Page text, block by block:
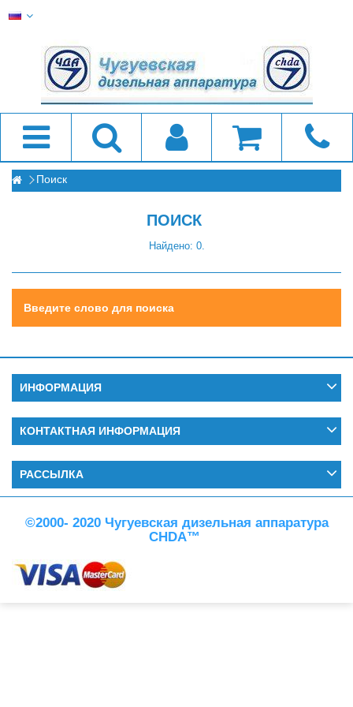
Поиск
ПОИСК
Найдено: 0.
Введите слово для поиска
ИНФОРМАЦИЯ
КОНТАКТНАЯ ИНФОРМАЦИЯ
РАССЫЛКА
©2000- 2020 Чугуевская дизельная аппаратура
CHDA™